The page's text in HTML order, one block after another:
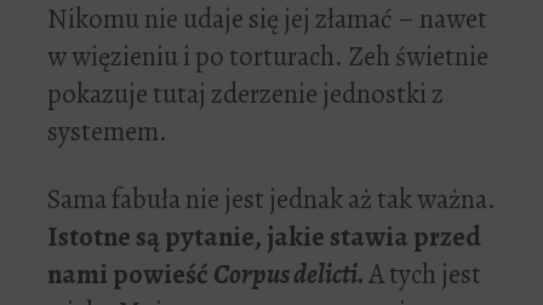
Nikomu nie udaje się jej złamać – nawet
w więzieniu i po torturach. Zeh świetnie
pokazuje tutaj zderzenie jednostki z
systemem.
Sama fabuła nie jest jednak aż tak ważna.
Istotne są pytanie, jakie stawia przed
nami powieśćCorpus delicti.A tych jest